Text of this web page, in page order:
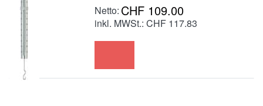
CHF 109.00
inkl. MWSt.: CHF 117.83